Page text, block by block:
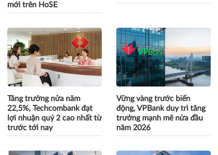
mới trên HoSE
Tăng trưởng nửa năm
22,5%, Techcombank đạt
lợi nhuận quý 2 cao nhất từ
trước tới nay
Vững vàng trước biến
động, VPBank duy trì tăng
trưởng mạnh mẽ nửa đầu
năm 2026